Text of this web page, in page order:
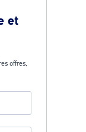
et
offres,